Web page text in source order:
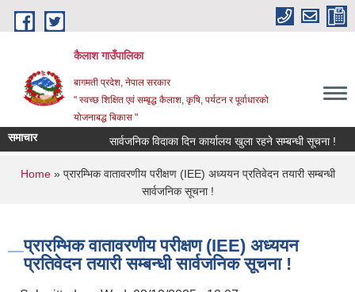
Skip to main content
कैलाश गाउँपालिका
बागमती प्रदेश, नेपाल सरकार
" स्वच्छ शिक्षित एवं सम्बृद्ध कैलाश, कृषि, पर्यटन र पूर्वाधारको
योजनाबद्ध बिकास "
समाचार सार्वजनिक विदाका दिन कार्यालय खुला रहने सम्बन्धी सूचना !
You are here
Home» प्रारम्भिक वातावरणीय परीक्षण (IEE) अध्ययन प्रतिवेदन तयारी सम्बन्धी
सार्वजनिक सूचना !
प्रारम्भिक वातावरणीय परीक्षण (IEE) अध्ययन
प्रतिवेदन तयारी सम्बन्धी सार्वजनिक सूचना !